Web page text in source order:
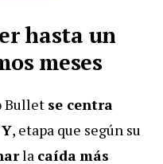
hasta un
meses
Bullet se centra
, etapa que según su
la caídamás